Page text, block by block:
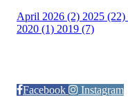
April 2026 (2) 2025 (22)
2020 (1) 2019 (7)
Facebook
Instagram